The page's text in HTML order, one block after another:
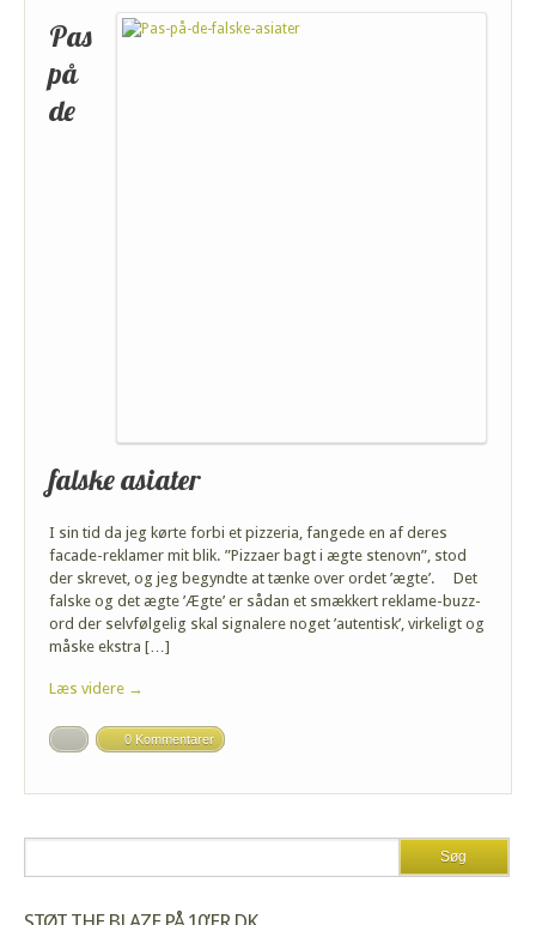
Pas
på
de
falske asiater
I sin tid da jeg kørte forbi et pizzeria, fangede en af deres
facade-reklamer mit blik. ”Pizzaer bagt i ægte stenovn”, stod
der skrevet, og jeg begyndte at tænke over ordet ’ægte’. Det
falske og det ægte ’Ægte’ er sådan et smækkert reklame-buzz-
ord der selvfølgelig skal signalere noget ’autentisk’, virkeligt og
måske ekstra […]
Læs videre →
0 Kommentarer